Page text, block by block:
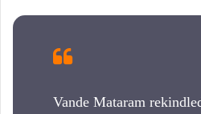
Vande Mataram